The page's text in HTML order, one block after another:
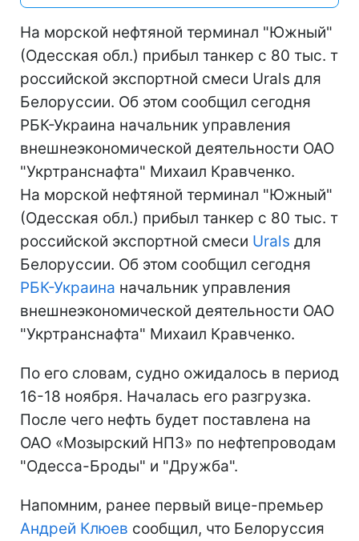
На морской нефтяной терминал "Южный"
(Одесская обл.) прибыл танкер с 80 тыс. т
российской экспортной смеси Urals для
Белоруссии. Об этом сообщил сегодня
РБК-Украина начальник управления
внешнеэкономической деятельности ОАО
"Укртранснафта" Михаил Кравченко.
На морской нефтяной терминал "Южный"
(Одесская обл.) прибыл танкер с 80 тыс. т
российской экспортной смеси Urals для
Белоруссии. Об этом сообщил сегодня
РБК-Украина начальник управления
внешнеэкономической деятельности ОАО
"Укртранснафта" Михаил Кравченко.
По его словам, судно ожидалось в период
16-18 ноября. Началась его разгрузка.
После чего нефть будет поставлена на
ОАО «Мозырский НПЗ» по нефтепроводам
"Одесса-Броды" и "Дружба".
Напомним, ранее первый вице-премьер
Андрей Клюев сообщил, что Белоруссия